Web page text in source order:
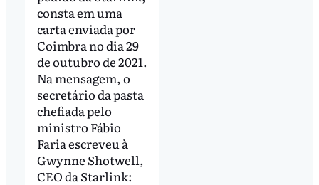
consta em uma
carta enviada por
Coimbra no dia 29
de outubro de 2021.
Na mensagem, o
secretário da pasta
chefiada pelo
ministro Fábio
Faria escreveu à
Gwynne Shotwell,
CEO da Starlink: